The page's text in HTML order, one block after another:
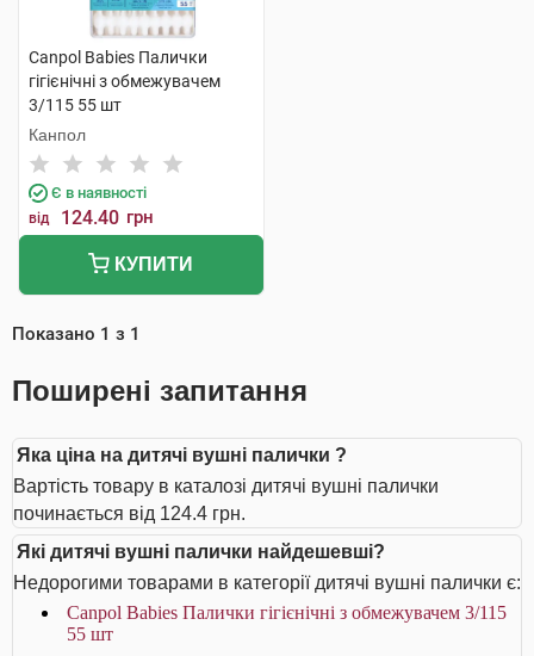
Canpol Babies Палички
гігієнічні з обмежувачем
3/115 55 шт
Канпол
Є в наявності
від 124.40 грн
КУПИТИ
Показано 1 з 1
Поширені запитання
Яка ціна на дитячі вушні палички ?
Вартість товару в каталозі дитячі вушні палички
починається від 124.4 грн.
Які дитячі вушні палички найдешевші?
Недорогими товарами в категорії дитячі вушні палички є:
Canpol Babies Палички гігієнічні з обмежувачем 3/115
55 шт